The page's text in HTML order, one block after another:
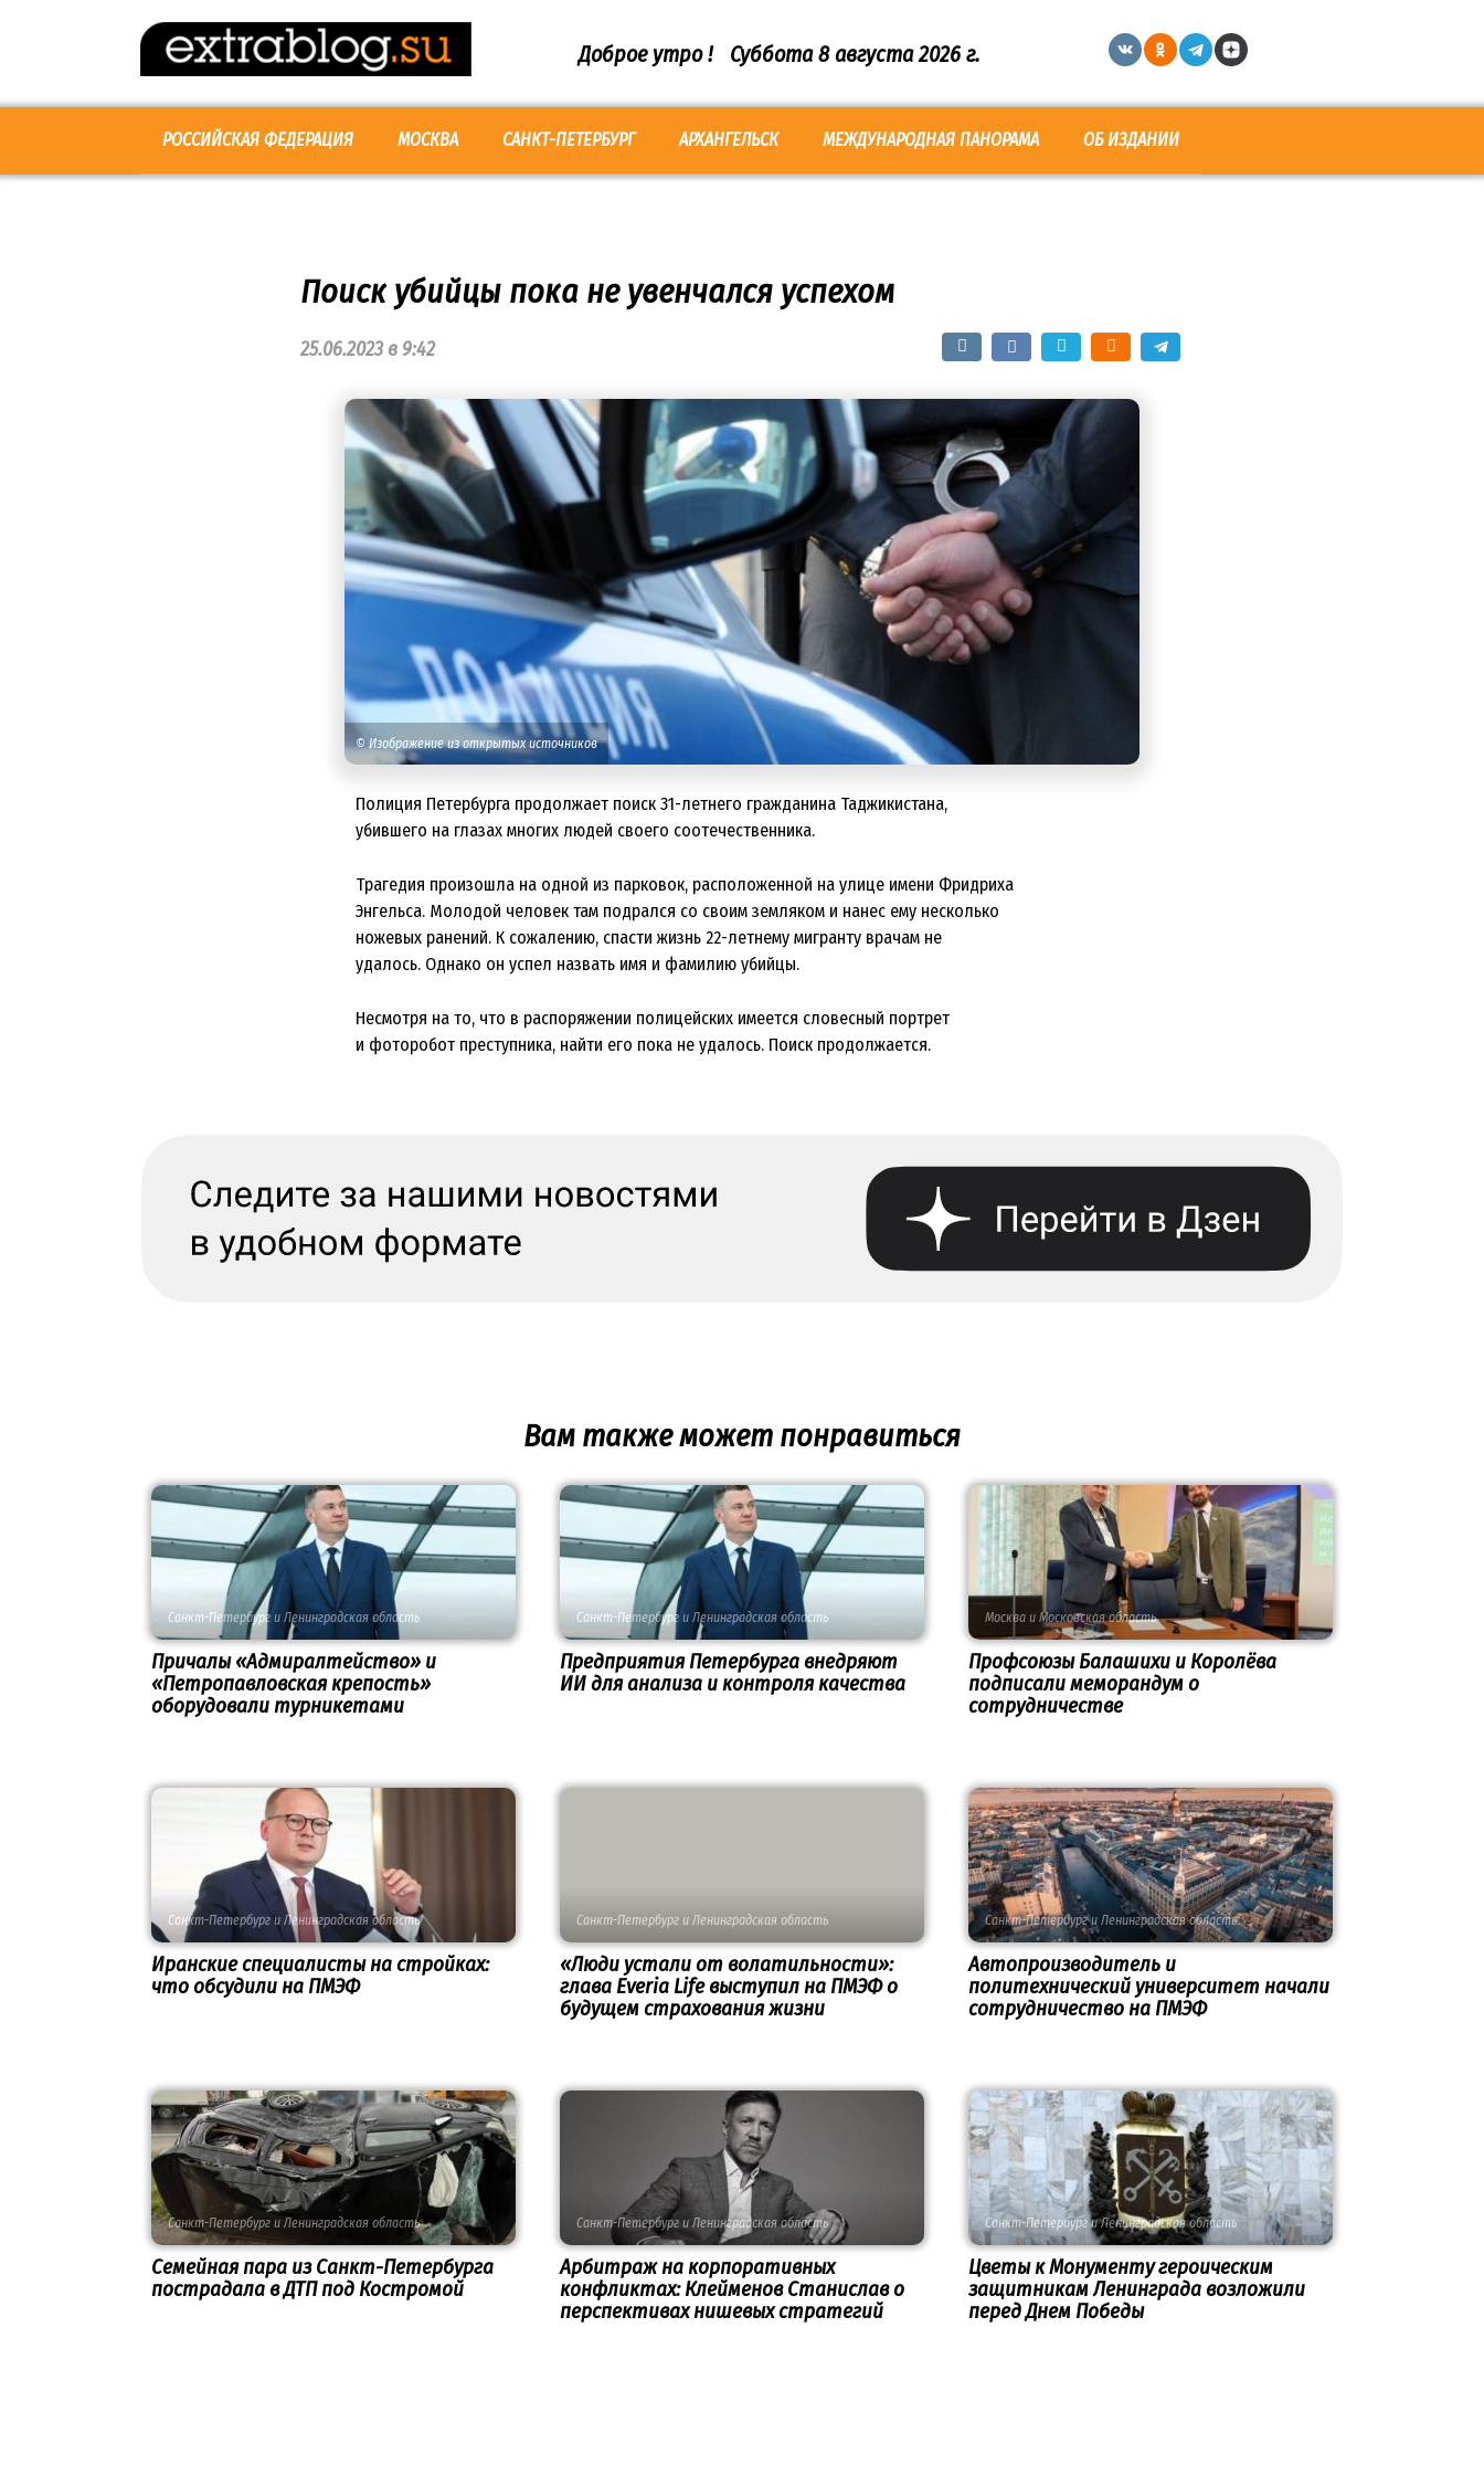
Доброе утро ! Суббота 8 августа 2026 г.
РОССИЙСКАЯ ФЕДЕРАЦИЯ МОСКВА САНКТ-ПЕТЕРБУРГ АРХАНГЕЛЬСК МЕЖДУНАРОДНАЯ ПАНОРАМА ОБ ИЗДАНИИ
Поиск убийцы пока не увенчался успехом
25.06.2023 в 9:42
© Изображение из открытых источников
Полиция Петербурга продолжает поиск 31-летнего гражданина Таджикистана,
убившего на глазах многих людей своего соотечественника.
Трагедия произошла на одной из парковок, расположенной на улице имени Фридриха
Энгельса. Молодой человек там подрался со своим земляком и нанес ему несколько
ножевых ранений. К сожалению, спасти жизнь 22-летнему мигранту врачам не
удалось. Однако он успел назвать имя и фамилию убийцы.
Несмотря на то, что в распоряжении полицейских имеется словесный портрет
и фоторобот преступника, найти его пока не удалось. Поиск продолжается.
Вам также может понравиться
Санкт-Петербург и Ленинградская область
Причалы «Адмиралтейство» и
«Петропавловская крепость»
оборудовали турникетами
Санкт-Петербург и Ленинградская область
Предприятия Петербурга внедряют
ИИ для анализа и контроля качества
Москва и Московская область
Профсоюзы Балашихи и Королёва
подписали меморандум о
сотрудничестве
Санкт-Петербург и Ленинградская область
Иранские специалисты на стройках:
что обсудили на ПМЭФ
Санкт-Петербург и Ленинградская область
«Люди устали от волатильности»:
глава Everia Life выступил на ПМЭФ о
будущем страхования жизни
Санкт-Петербург и Ленинградская область
Автопроизводитель и
политехнический университет начали
сотрудничество на ПМЭФ
Санкт-Петербург и Ленинградская область
Семейная пара из Санкт-Петербурга
пострадала в ДТП под Костромой
Санкт-Петербург и Ленинградская область
Арбитраж на корпоративных
конфликтах: Клейменов Станислав о
перспективах нишевых стратегий
Санкт-Петербург и Ленинградская область
Цветы к Монументу героическим
защитникам Ленинграда возложили
перед Днем Победы